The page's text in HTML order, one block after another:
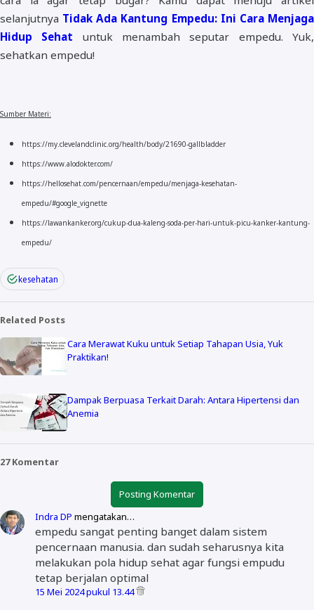
selanjutnya Tidak Ada Kantung Empedu: Ini Cara Menjaga
Hidup Sehat untuk menambah seputar empedu. Yuk,
sehatkan empedu!
Sumber Materi:
https://my.clevelandclinic.org/health/body/21690-gallbladder
https://www.alodokter.com/
https://hellosehat.com/pencernaan/empedu/menjaga-kesehatan-
empedu/#google_vignette
https://lawankanker.org/cukup-dua-kaleng-soda-per-hari-untuk-picu-kanker-kantung-
empedu/
kesehatan
Related Posts
Cara Merawat Kuku untuk Setiap Tahapan Usia, Yuk
Praktikan!
Dampak Berpuasa Terkait Darah: Antara Hipertensi dan
Anemia
27 Komentar
Posting Komentar
Indra DP mengatakan…
empedu sangat penting banget dalam sistem
pencernaan manusia. dan sudah seharusnya kita
melakukan pola hidup sehat agar fungsi empudu
tetap berjalan optimal
15 Mei 2024 pukul 13.44